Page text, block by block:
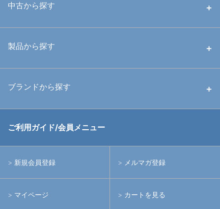
中古から探す
中古ハウジング
中古アームシステム
製品から探す
ハウジング
ライト
アームシステム
ブランドから探す
RGBlue
イノン
ご利用ガイド/会員メニュー
新規会員登録 メルマガ登録
マイページ カートを見る